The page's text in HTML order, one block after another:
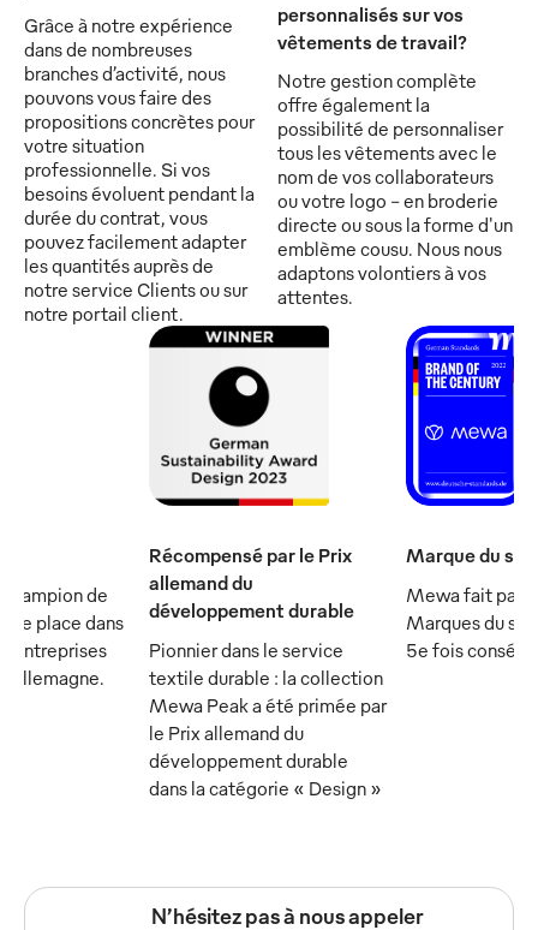
Grâce à notre expérience
dans de nombreuses
branches d’activité, nous
pouvons vous faire des
propositions concrètes pour
votre situation
professionnelle. Si vos
besoins évoluent pendant la
durée du contrat, vous
pouvez facilement adapter
les quantités auprès de
notre service Clients ou sur
notre portail client.
personnalisés sur vos
vêtements de travail?
Notre gestion complète
offre également la
possibilité de personnaliser
tous les vêtements avec le
nom de vos collaborateurs
ou votre logo - en broderie
directe ou sous la forme d'un
emblème cousu. Nous nous
adaptons volontiers à vos
attentes.
de
se place dans
entreprises
Allemagne.
Récompensé par le Prix
allemand du
développement durable
Pionnier dans le service
textile durable : la collection
Mewa Peak a été primée par
le Prix allemand du
développement durable
dans la catégorie « Design »
Marque du
Mewa fait
Marques du
5e fois
N’hésitez pas à nous appeler